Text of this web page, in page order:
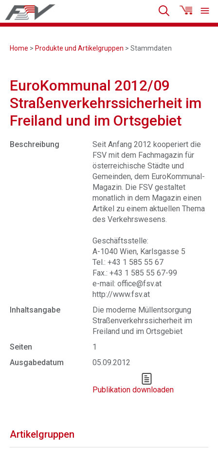
Home > Produkte und Artikelgruppen > Stammdaten
EuroKommunal 2012/09
Straßenverkehrssicherheit im
Freiland und im Ortsgebiet
Beschreibung
Seit Anfang 2012 kooperiert die
FSV mit dem Fachmagazin für
österreichische Städte und
Gemeinden, dem EuroKommunal-
Magazin. Die FSV gestaltet
monatlich in dem Magazin einen
Artikel zu einem aktuellen Thema
des Verkehrswesens.
Geschäftsstelle:
A-1040 Wien, Karlsgasse 5
Tel.: +43 1 585 55 67
Fax.: +43 1 585 55 67-99
e-mail: office@fsv.at
http://www.fsv.at
Inhaltsangabe
Die moderne Müllentsorgung
Straßenverkehrssicherheit im
Freiland und im Ortsgebiet
Seiten
1
Ausgabedatum
05.09.2012
Publikation downloaden
Artikelgruppen